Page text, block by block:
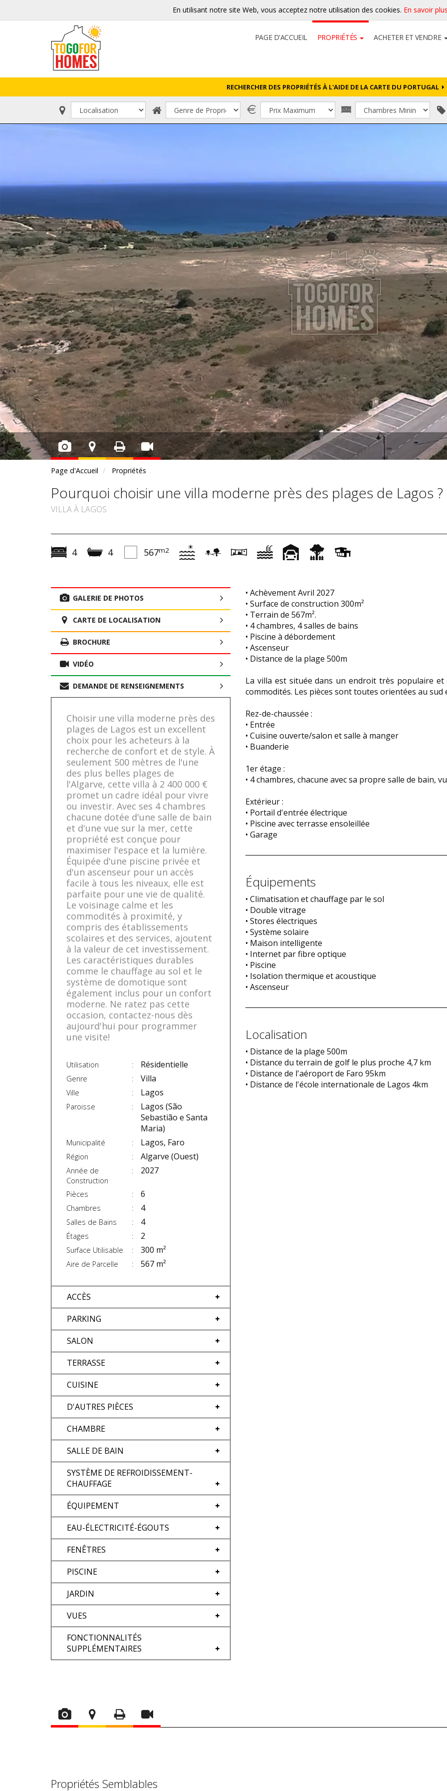
En utilisant notre site Web, vous acceptez notre utilisation des cookies. En savoir
PAGE D'ACCUEIL PROPRIÉTÉS ACHETER ET VENDRE
RECHERCHER DES PROPRIÉTÉS À L'AIDE DE LA CARTE DU PORTUGAL
Page d'Accueil Propriétés
Pourquoi choisir une villa moderne près des plages de Lagos ?
VILLA À LAGOS
4 4 567m2
GALERIE DE PHOTOS
CARTE DE LOCALISATION
BROCHURE
VIDÉO
DEMANDE DE RENSEIGNEMENTS
Choisir une villa moderne près des
plages de Lagos est un excellent
choix pour les acheteurs à la
recherche de confort et de style. À
seulement 500 mètres de l'une
des plus belles plages de
l'Algarve, cette villa à 2 400 000 €
promet un cadre idéal pour vivre
ou investir. Avec ses 4 chambres
chacune dotée d'une salle de bain
et d'une vue sur la mer, cette
propriété est conçue pour
maximiser l'espace et la lumière.
Équipée d'une piscine privée et
d'un ascenseur pour un accès
facile à tous les niveaux, elle est
parfaite pour une vie de qualité.
Le voisinage calme et les
commodités à proximité, y
compris des établissements
scolaires et des services, ajoutent
à la valeur de cet investissement.
Les caractéristiques durables
comme le chauffage au sol et le
système de domotique sont
également inclus pour un confort
moderne. Ne ratez pas cette
occasion, contactez-nous dès
aujourd'hui pour programmer
une visite!
Utilisation Résidentielle
Genre Villa
Ville Lagos
Paroisse
Lagos (São
Sebastião e Santa
Maria)
Municipalité Lagos, Faro
Région Algarve (Ouest)
Année de
Construction
2027
Pièces 6
Chambres 4
Salles de Bains 4
Étages 2
Surface Utilisable 300 m²
Aire de Parcelle 567 m²
ACCÈS
PARKING
SALON
TERRASSE
CUISINE
D'AUTRES PIÈCES
CHAMBRE
SALLE DE BAIN
SYSTÈME DE REFROIDISSEMENT-
CHAUFFAGE
ÉQUIPEMENT
EAU-ÉLECTRICITÉ-ÉGOUTS
FENÊTRES
PISCINE
JARDIN
VUES
FONCTIONNALITÉS
SUPPLÉMENTAIRES
• Achèvement Avril 2027
• Surface de construction 300m²
• Terrain de 567m².
• 4 chambres, 4 salles de bains
• Piscine à débordement
• Ascenseur
• Distance de la plage 500m
La villa est située dans un endroit très populaire
commodités. Les pièces sont toutes orientées au
Rez-de-chaussée :
• Entrée
• Cuisine ouverte/salon et salle à manger
• Buanderie
1er étage :
• 4 chambres, chacune avec sa propre salle de bain,
Extérieur :
• Portail d'entrée électrique
• Piscine avec terrasse ensoleillée
• Garage
Équipements
• Climatisation et chauffage par le sol
• Double vitrage
• Stores électriques
• Système solaire
• Maison intelligente
• Internet par fibre optique
• Piscine
• Isolation thermique et acoustique
• Ascenseur
Localisation
• Distance de la plage 500m
• Distance du terrain de golf le plus proche 4,7 km
• Distance de l'aéroport de Faro 95km
• Distance de l'école internationale de Lagos 4km
Propriétés Semblables